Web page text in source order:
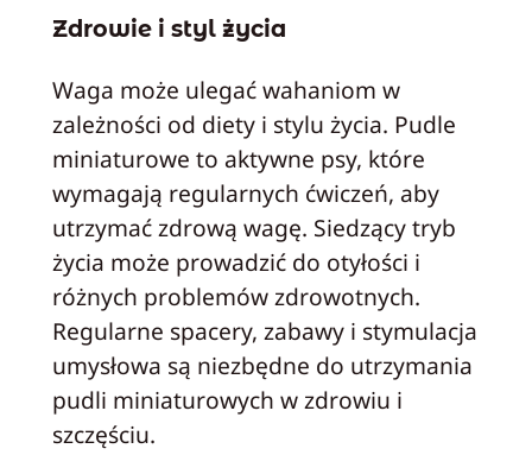
Zdrowie i styl życia
Waga może ulegać wahaniom w
zależności od diety i stylu życia. Pudle
miniaturowe to aktywne psy, które
wymagają regularnych ćwiczeń, aby
utrzymać zdrową wagę. Siedzący tryb
życia może prowadzić do otyłości i
różnych problemów zdrowotnych.
Regularne spacery, zabawy i stymulacja
umysłowa są niezbędne do utrzymania
pudli miniaturowych w zdrowiu i
szczęściu.